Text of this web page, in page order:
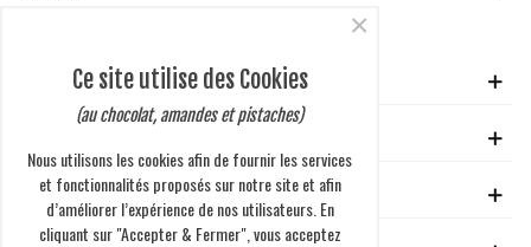
VOTRE COMPTE
EN SAVOIR PLUS
Ce site utilise des Cookies
(au chocolat, amandes et pistaches)
Nous utilisons les cookies afin de fournir les services
et fonctionnalités proposés sur notre site et afin
d’améliorer l’expérience de nos utilisateurs. En
cliquant sur "Accepter & Fermer", vous acceptez
×